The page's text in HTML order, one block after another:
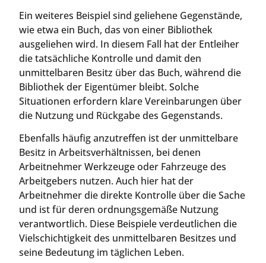
Ein weiteres Beispiel sind geliehene Gegenstände,
wie etwa ein Buch, das von einer Bibliothek
ausgeliehen wird. In diesem Fall hat der Entleiher
die tatsächliche Kontrolle und damit den
unmittelbaren Besitz über das Buch, während die
Bibliothek der Eigentümer bleibt. Solche
Situationen erfordern klare Vereinbarungen über
die Nutzung und Rückgabe des Gegenstands.
Ebenfalls häufig anzutreffen ist der unmittelbare
Besitz in Arbeitsverhältnissen, bei denen
Arbeitnehmer Werkzeuge oder Fahrzeuge des
Arbeitgebers nutzen. Auch hier hat der
Arbeitnehmer die direkte Kontrolle über die Sache
und ist für deren ordnungsgemäße Nutzung
verantwortlich. Diese Beispiele verdeutlichen die
Vielschichtigkeit des unmittelbaren Besitzes und
seine Bedeutung im täglichen Leben.